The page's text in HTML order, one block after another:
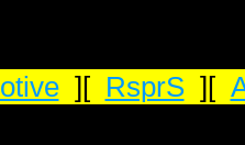
][ RsprS][